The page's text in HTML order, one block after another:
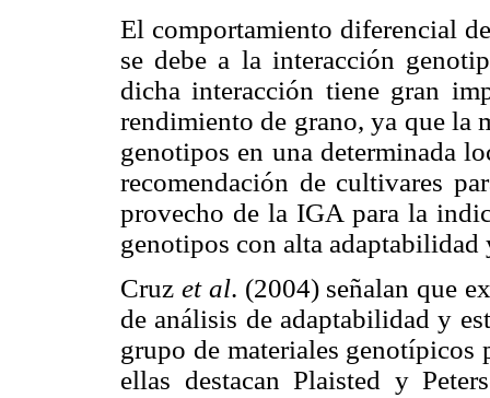
El comportamiento diferencial
se debe a la interacción
dicha interacción tiene gran
rendimiento de grano, ya que la
genotipos en una determinada
recomendación de cultivares
provecho de la IGA para la
genotipos con alta
Cruz et al. (2004) señalan que
de análisis de adaptabilidad y
grupo de materiales genotípicos
ellas destacan Plaisted y